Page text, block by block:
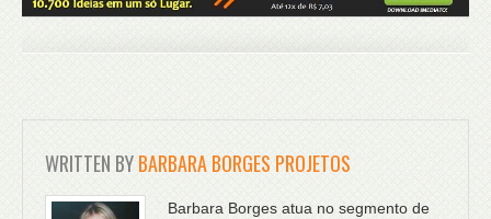
WRITTEN BYBARBARA BORGES PROJETOS
Barbara Borges atua no segmento de